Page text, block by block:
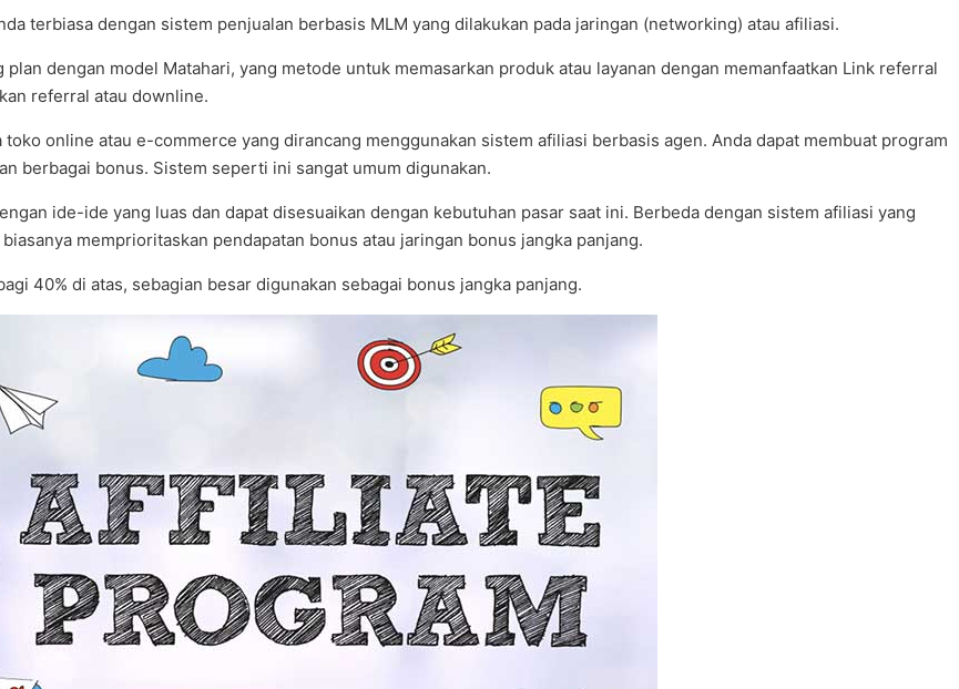
terbiasa dengan sistem penjualan berbasis MLM yang dilakukan pada jaringan (networking) atau afiliasi.
dengan model Matahari, yang metode untuk memasarkan produk atau layanan dengan memanfaatkan Link referral
referral atau downline.
online atau e-commerce yang dirancang menggunakan sistem afiliasi berbasis agen. Anda dapat membuat program
berbagai bonus. Sistem seperti ini sangat umum digunakan.
ide-ide yang luas dan dapat disesuaikan dengan kebutuhan pasar saat ini. Berbeda dengan sistem afiliasi yang
memprioritaskan pendapatan bonus atau jaringan bonus jangka panjang.
40% di atas, sebagian besar digunakan sebagai bonus jangka panjang.